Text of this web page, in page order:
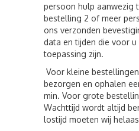
persoon hulp aanwezig
bestelling 2 of meer
ons verzonden
data en tijden die voor
toepassing zijn.
Voor kleine
bezorgen en ophalen
min. Voor grote
Wachttijd wordt altijd
lostijd moeten wij